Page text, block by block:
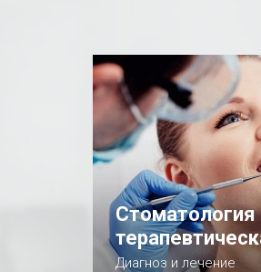
Стоматология
Диагноз и лечение